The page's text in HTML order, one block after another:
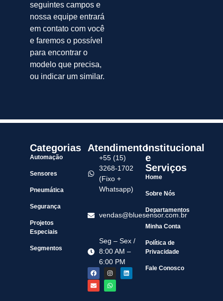
seguintes campos e
nossa equipe entrará
em contato com você
e faremos o possível
para encontrar o
modelo que precisa,
ou indicar um similar.
Categorias
Automação
Sensores
Pneumática
Segurança
Projetos
Especiais
Segmentos
Atendimento
+55 (15)
3268-1702
(Fixo +
Whatsapp)
vendas@bluesensor.com.br
Seg – Sex /
8:00 AM –
6:00 PM
Institucional
e
Serviços
Home
Sobre Nós
Departamentos
Minha Conta
Política de
Privacidade
Fale Conosco